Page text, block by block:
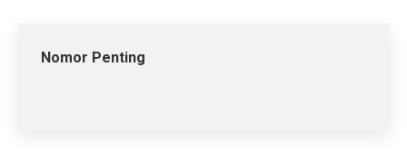
Nomor Penting